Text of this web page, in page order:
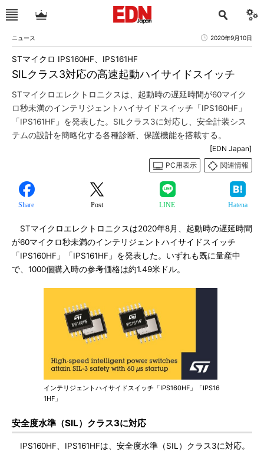
ニュース 2020年9月10日
SILクラス3対応の高速起動ハイサイドスイッチ
STマイクロ IPS160HF、IPS161HF
STマイクロエレクトロニクスは、起動時の遅延時間が60マイク
ロ秒未満のインテリジェントハイサイドスイッチ「IPS160HF」
「IPS161HF」を発表した。SILクラス3に対応し、安全計装シス
テムの設計を簡略化する各種診断、保護機能を搭載する。
[EDN Japan]
PC用表示
関連情報
Share Post LINE Hatena
STマイクロエレクトロニクスは2020年8月、起動時の遅延時間
が60マイクロ秒未満のインテリジェントハイサイドスイッチ
「IPS160HF」「IPS161HF」を発表した。いずれも既に量産中
で、1000個購入時の参考価格は約1.49米ドル。
インテリジェントハイサイドスイッチ「IPS160HF」「IPS16
1HF」
安全度水準（SIL）クラス3に対応
IPS160HF、IPS161HFは、安全度水準（SIL）クラス3に対応。